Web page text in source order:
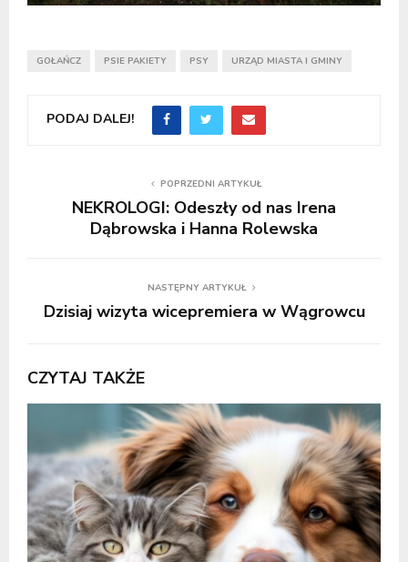
GOŁAŃCZ PSIE PAKIETY PSY URZĄD MIASTA I GMINY
PODAJ DALEJ!
POPRZEDNI ARTYKUŁ
NEKROLOGI: Odeszły od nas Irena
Dąbrowska i Hanna Rolewska
NASTĘPNY ARTYKUŁ
Dzisiaj wizyta wicepremiera w Wągrowcu
CZYTAJ TAKŻE